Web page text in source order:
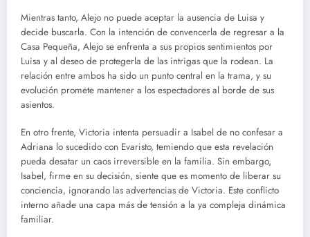
Mientras tanto, Alejo no puede aceptar la ausencia de Luisa y
decide buscarla. Con la intención de convencerla de regresar a la
Casa Pequeña, Alejo se enfrenta a sus propios sentimientos por
Luisa y al deseo de protegerla de las intrigas que la rodean. La
relación entre ambos ha sido un punto central en la trama, y su
evolución promete mantener a los espectadores al borde de sus
asientos.
En otro frente, Victoria intenta persuadir a Isabel de no confesar a
Adriana lo sucedido con Evaristo, temiendo que esta revelación
pueda desatar un caos irreversible en la familia. Sin embargo,
Isabel, firme en su decisión, siente que es momento de liberar su
conciencia, ignorando las advertencias de Victoria. Este conflicto
interno añade una capa más de tensión a la ya compleja dinámica
familiar.